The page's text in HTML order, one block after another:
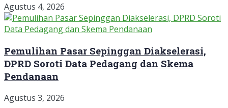
Agustus 4, 2026
Pemulihan Pasar Sepinggan Diakselerasi,
DPRD Soroti Data Pedagang dan Skema
Pendanaan
Agustus 3, 2026